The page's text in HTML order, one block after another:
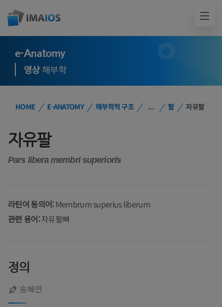
e-Anatomy
영상해부학
HOME E-ANATOMY 해부학적 구조 ... 팔 자유팔
자유팔
Pars libera membri superioris
라틴어 동의어:Membrum superius liberum
관련 용어:자유팔뼈
정의
송혜연